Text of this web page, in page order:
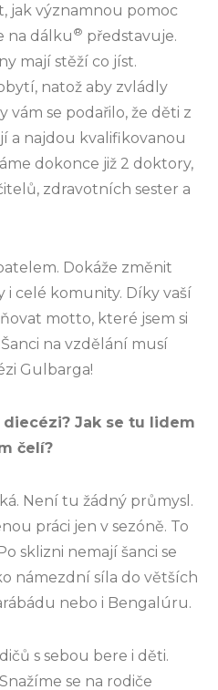
jak významnou pomoc
na dálku ® představuje.
mají stěží co jíst.
natož aby zvládly
vám se podařilo, že děti z
a najdou kvalifikovanou
dokonce již 2 doktory,
zdravotních sester a
Dokáže změnit
i celé komunity. Díky vaší
motto, které jsem si
na vzdělání musí
Gulbarga!
Jak se tu lidem
čelí?
Není tu žádný průmysl.
práci jen v sezóně. To
sklizni nemají šanci se
námezdní síla do větších
nebo i Bengalúru.
s sebou bere i děti.
se na rodiče